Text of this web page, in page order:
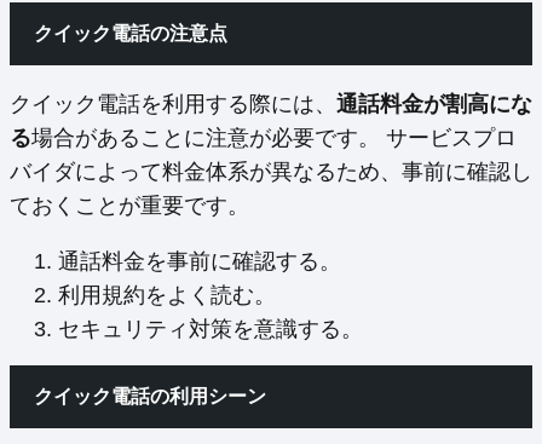
クイック電話の注意点
クイック電話を利用する際には、 通話料金が割高にな
る場合があることに注意が必要です。 サービスプロ
バイダによって料金体系が異なるため、事前に確認し
ておくことが重要です。
通話料金を事前に確認する。
利用規約をよく読む。
セキュリティ対策を意識する。
クイック電話の利用シーン